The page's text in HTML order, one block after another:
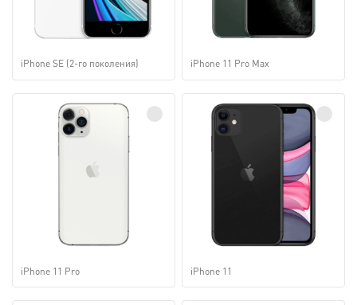
iPhone SE (2-го поколения) iPhone 11 Pro Max
iPhone 11 Pro iPhone 11